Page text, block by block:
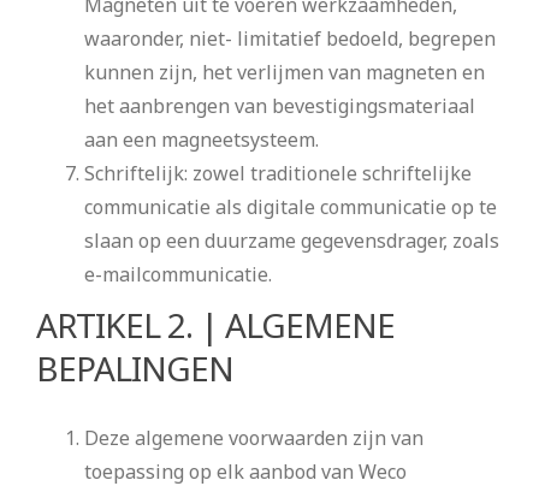
waaronder, niet- limitatief bedoeld, begrepen
kunnen zijn, het verlijmen van magneten en
het aanbrengen van bevestigingsmateriaal
aan een magneetsysteem.
Schriftelijk: zowel traditionele schriftelijke
communicatie als digitale communicatie op te
slaan op een duurzame gegevensdrager, zoals
e-mailcommunicatie.
ARTIKEL 2. | ALGEMENE
BEPALINGEN
Deze algemene voorwaarden zijn van
toepassing op elk aanbod van Weco